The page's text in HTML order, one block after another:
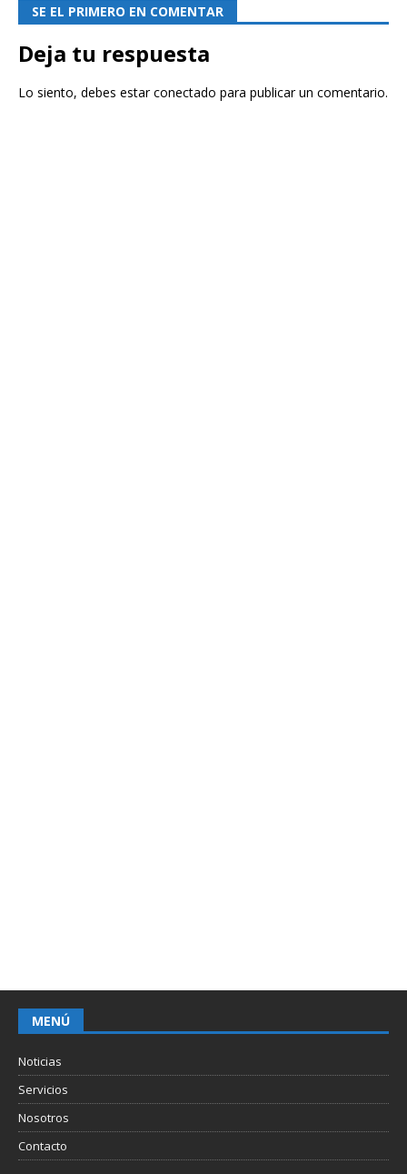
SE EL PRIMERO EN COMENTAR
Deja tu respuesta
Lo siento, debes estarconectado para publicar un comentario.
MENÚ
Noticias
Servicios
Nosotros
Contacto